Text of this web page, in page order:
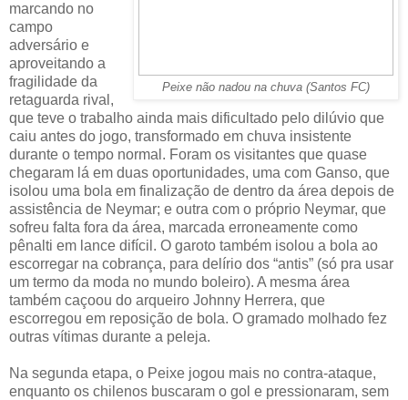
Peixe não nadou na chuva (Santos FC)
marcando no
campo
adversário e
aproveitando a
fragilidade da
retaguarda rival,
que teve o trabalho ainda mais dificultado pelo dilúvio que
caiu antes do jogo, transformado em chuva insistente
durante o tempo normal. Foram os visitantes que quase
chegaram lá em duas oportunidades, uma com Ganso, que
isolou uma bola em finalização de dentro da área depois de
assistência de Neymar; e outra com o próprio Neymar, que
sofreu falta fora da área, marcada erroneamente como
pênalti em lance difícil. O garoto também isolou a bola ao
escorregar na cobrança, para delírio dos “antis” (só pra usar
um termo da moda no mundo boleiro). A mesma área
também caçoou do arqueiro Johnny Herrera, que
escorregou em reposição de bola. O gramado molhado fez
outras vítimas durante a peleja.
Na segunda etapa, o Peixe jogou mais no contra-ataque,
enquanto os chilenos buscaram o gol e pressionaram, sem